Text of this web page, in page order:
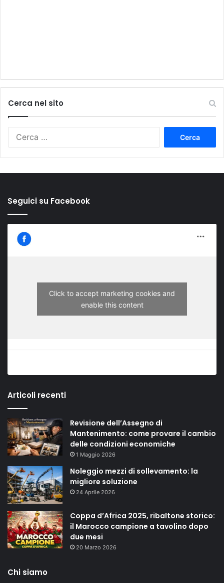
Cerca nel sito
Seguici su Facebook
Click to accept marketing cookies and
enable this content
Articoli recenti
Revisione dell’Assegno di
Mantenimento: come provare il cambio
delle condizioni economiche
1 Maggio 2026
Noleggio mezzi di sollevamento: la
migliore soluzione
24 Aprile 2026
Coppa d’Africa 2025, ribaltone storico:
il Marocco campione a tavolino dopo
due mesi
20 Marzo 2026
Chi siamo